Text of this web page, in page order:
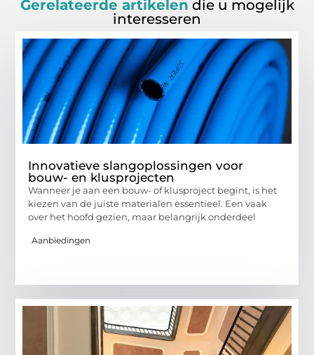
Gerelateerde artikelen die u mogelijk
interesseren
Innovatieve slangoplossingen voor
bouw- en klusprojecten
Wanneer je aan een bouw- of klusproject begint, is het
kiezen van de juiste materialen essentieel. Een vaak
over het hoofd gezien, maar belangrijk onderdeel
Aanbiedingen